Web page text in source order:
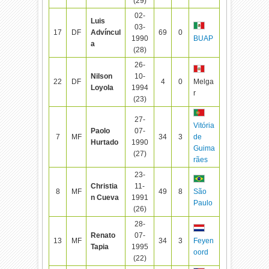
17 DF
Luis
Advíncul
a
02-
03-
1990
(28)
69 0
BUAP
22 DF
Nilson
Loyola
26-
10-
1994
(23)
4 0
Melga
r
7 MF
Paolo
Hurtado
27-
07-
1990
(27)
34 3
Vitória
de
Guima
rães
8 MF
Christia
n Cueva
23-
11-
1991
(26)
49 8
São
Paulo
13 MF
Renato
Tapia
28-
07-
1995
(22)
34 3
Feyen
oord